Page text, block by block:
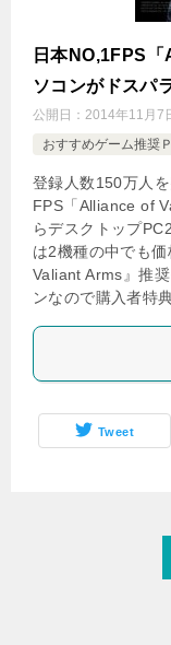
日本NO,1FPS
ソコンがドスパ
公開日： 2014年11月7
おすすめゲーム推奨
登録人数150万人
FPS「Alliance of
らデスクトップ
は2機種の中でも
Valiant Arms』推
ンなので購入者特
Tweet